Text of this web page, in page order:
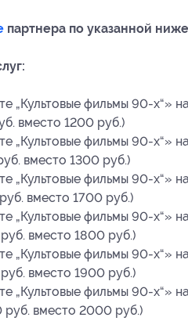
партнера по указанной
„Культовые фильмы 90-х“»
вместо 1200 руб.)
„Культовые фильмы 90-х“»
вместо 1300 руб.)
„Культовые фильмы 90-х“»
вместо 1700 руб.)
„Культовые фильмы 90-х“»
вместо 1800 руб.)
„Культовые фильмы 90-х“»
вместо 1900 руб.)
„Культовые фильмы 90-х“»
руб. вместо 2000 руб.)